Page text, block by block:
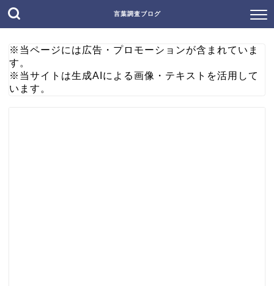
言葉調査ブログ
※当ページには広告・プロモーションが含まれていま
す。
※当サイトは生成AIによる画像・テキストを活用して
います。